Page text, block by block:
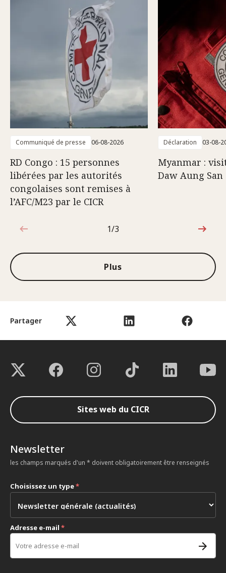
Partager
Communiqué de presse 06-08-2026
RD Congo : 15 personnes
libérées par les autorités
congolaises sont remises à
l’AFC/M23 par le CICR
Déclaration 03-08-
Myanmar :
Daw Aung San
1sur3
1/3
Plus
Sites web du CICR
Newsletter
les champs marqués d'un * doivent obligatoirement être renseignés
Choisissez un type*
Adresse e-mail *